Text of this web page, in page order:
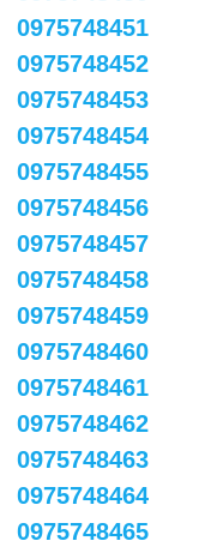
0975748451
0975748452
0975748453
0975748454
0975748455
0975748456
0975748457
0975748458
0975748459
0975748460
0975748461
0975748462
0975748463
0975748464
0975748465